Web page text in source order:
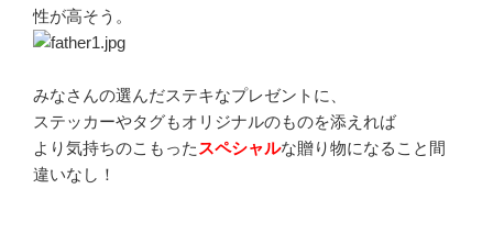
性が高そう。
みなさんの選んだステキなプレゼントに、
ステッカーやタグもオリジナルのものを添えれば
より気持ちのこもった スペシャルな贈り物になること間
違いなし！